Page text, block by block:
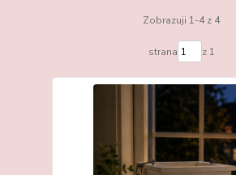
Zobrazuji 1-4 z 4
strana z 1